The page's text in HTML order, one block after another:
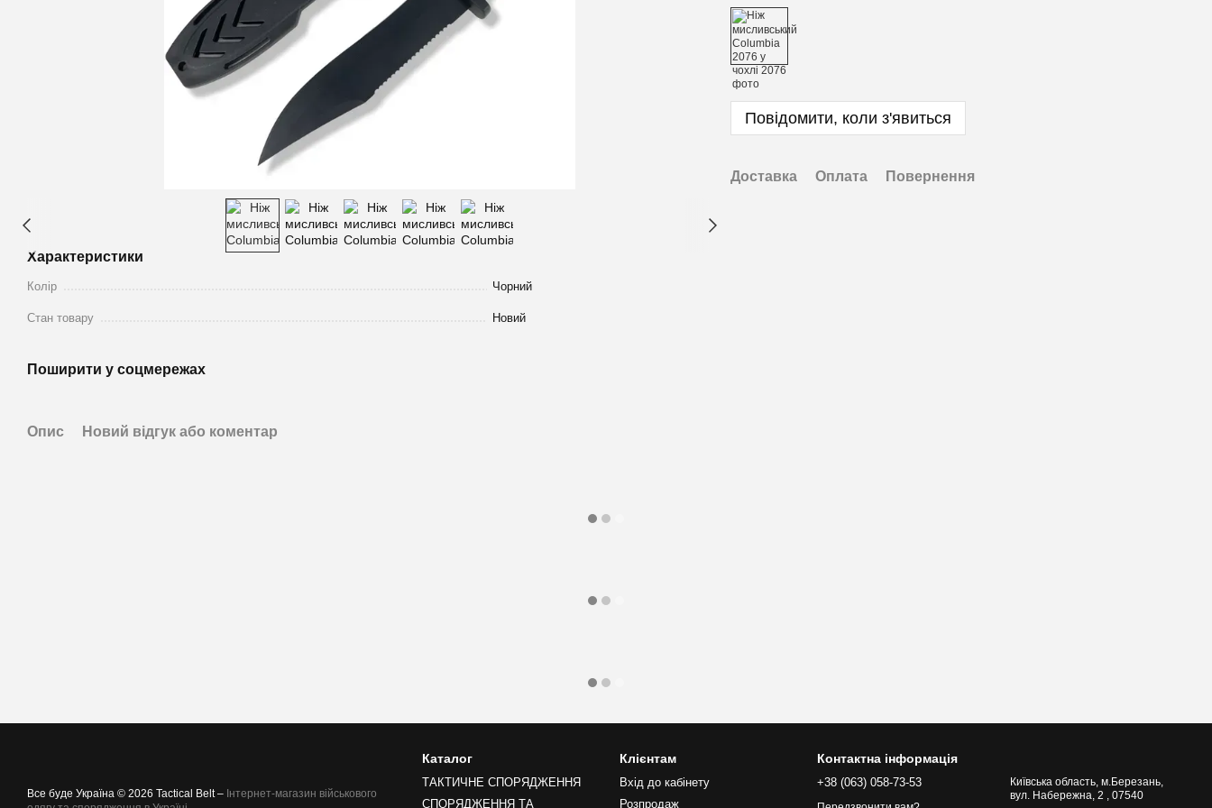
Характеристики
Колір Чорний
Стан товару Новий
Поширити у соцмережах
Повідомити, коли з'явиться
Доставка Оплата Повернення
Опис Новий відгук або коментар
Все буде Україна © 2026 Tactical Belt – Інтернет-магазин військового
Каталог
ТАКТИЧНЕ СПОРЯДЖЕННЯ
СПОРЯДЖЕННЯ ТА
Клієнтам
Вхід до кабінету
Розпродаж
Контактна інформація
+38 (063) 058-73-53
Київська область, м.Березань,
вул. Набережна, 2 , 07540